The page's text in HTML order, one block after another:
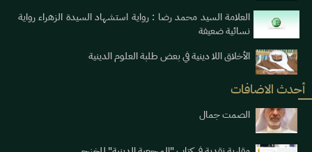
العلامة السيد محمد رضا : رواية استشهاد السيدة الزهراء رواية
نسائية ضعيفة
الأخلاق اللا دينية في بعض طلبة العلوم الدينية
أحدث الاضافات
الصمت جمال